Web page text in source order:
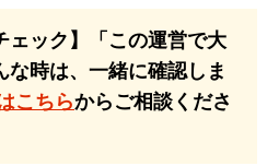
ェック】「この運営で大
な時は、一緒に確認しま
こちらからご相談くださ